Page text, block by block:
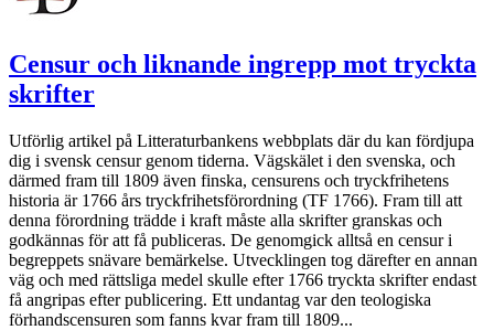
Censur och liknande ingrepp mot tryckta
skrifter
Utförlig artikel på Litteraturbankens webbplats där du kan fördjupa
dig i svensk censur genom tiderna. Vägskälet i den svenska, och
därmed fram till 1809 även finska, censurens och tryckfrihetens
historia är 1766 års tryckfrihetsförordning (TF 1766). Fram till att
denna förordning trädde i kraft måste alla skrifter granskas och
godkännas för att få publiceras. De genomgick alltså en censur i
begreppets snävare bemärkelse. Utvecklingen tog därefter en annan
väg och med rättsliga medel skulle efter 1766 tryckta skrifter endast
få angripas efter publicering. Ett undantag var den teologiska
förhandscensuren som fanns kvar fram till 1809...